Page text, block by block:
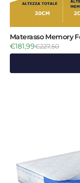
Materasso Memory
€181,99€227,50